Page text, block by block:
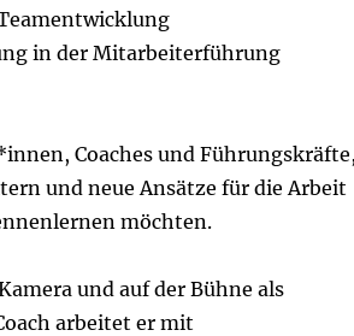
in der Mitarbeiterführung
Coaches und
und neue Ansätze für die Arbeit
möchten.
und auf der Bühne als
arbeitet er mit